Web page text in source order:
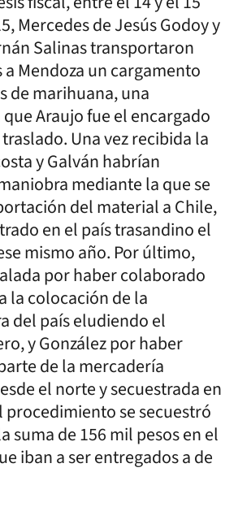
Mercedes de Jesús Godoy y
Salinas transportaron
a Mendoza un cargamento
de marihuana, una
Araujo fue el encargado
Una vez recibida la
y Galván habrían
mediante la que se
del material a Chile,
en el país trasandino el
mismo año. Por último,
por haber colaborado
la colocación de la
del país eludiendo el
y González por haber
de la mercadería
el norte y secuestrada en
procedimiento se secuestró
suma de 156 mil pesos en el
iban a ser entregados a de